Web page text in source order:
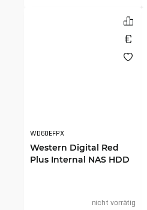
WD60EFPX
Western Digital Red
Plus Internal NAS HDD
nicht vorrätig